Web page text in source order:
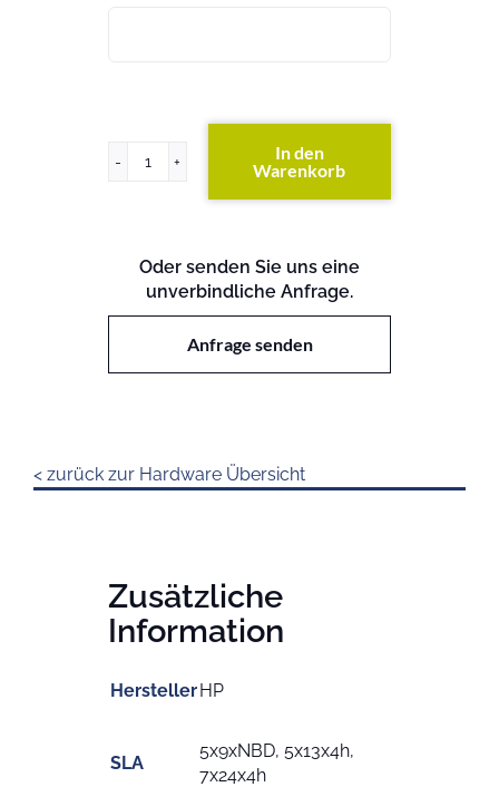
ProLiant
ML350P
In den
Warenkorb
Oder senden Sie uns eine
unverbindliche Anfrage.
Anfrage senden
< zurück zur Hardware Übersicht
Zusätzliche
Information
HerstellerHP
SLA
5x9xNBD, 5x13x4h,
7x24x4h